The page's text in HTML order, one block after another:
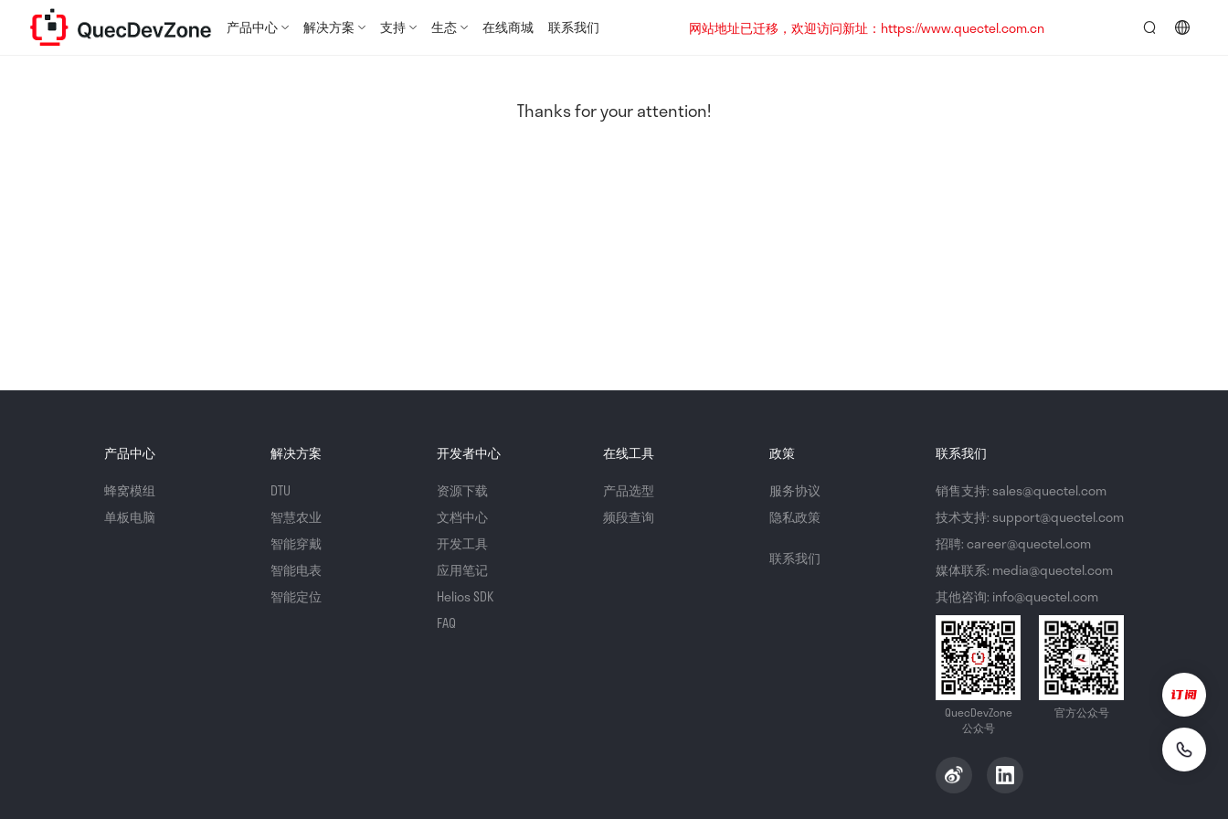
产品中心 解决方案 支持 生态 在线商城 联系我们
网站地址已迁移，欢迎访问新址：https://www.quectel.com.cn
Thanks for your attention!
产品中心
蜂窝模组
单板电脑
解决方案
DTU
智慧农业
智能穿戴
智能电表
智能定位
开发者中心
资源下载
文档中心
开发工具
应用笔记
Helios SDK
FAQ
在线工具
产品选型
频段查询
政策
服务协议
隐私政策
联系我们
联系我们
销售支持: sales@quectel.com
技术支持: support@quectel.com
招聘: career@quectel.com
媒体联系: media@quectel.com
其他咨询: info@quectel.com
QuecDevZone
公众号
官方公众号